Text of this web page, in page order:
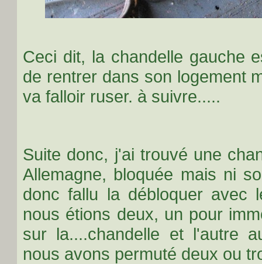
Ceci dit, la chandelle gauche
de rentrer dans son logement
va falloir ruser. à suivre.....
Suite donc, j'ai trouvé une
Allemagne, bloquée mais ni
donc fallu la débloquer avec
nous étions deux, un pour
sur la....chandelle et l'autre
nous avons permuté deux ou